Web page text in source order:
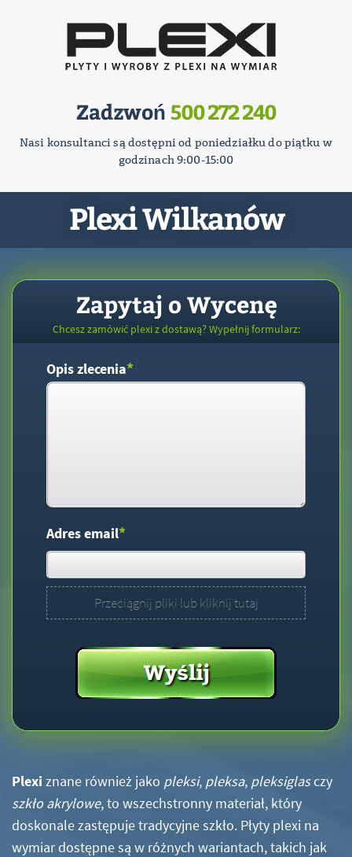
Zadzwoń 500 272 240
Nasi konsultanci są dostępni od poniedziałku do piątku w
godzinach 9:00-15:00
Plexi Wilkanów
Zapytaj o Wycenę
Chcesz zamówić plexi z dostawą? Wypełnij formularz:
Opis zlecenia*
Adres email*
Przeciągnij pliki lub kliknij tutaj
Plexi znane również jako pleksi, pleksa, pleksiglasczy
szkło akrylowe, to wszechstronny materiał, który
doskonale zastępuje tradycyjne szkło. Płyty plexi na
wymiar dostępne są w różnych wariantach, takich jak